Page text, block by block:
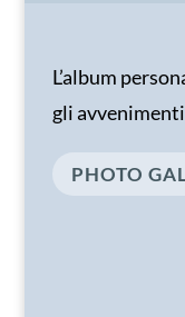
L’album
gli
PHOTO